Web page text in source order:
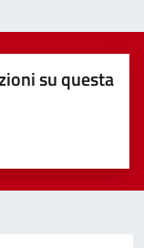
su questa